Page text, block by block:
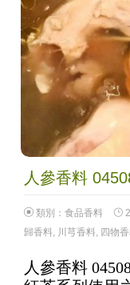
人參香料
類別： 食品香料
歸香料, 川芎香料, 四物
人參香料